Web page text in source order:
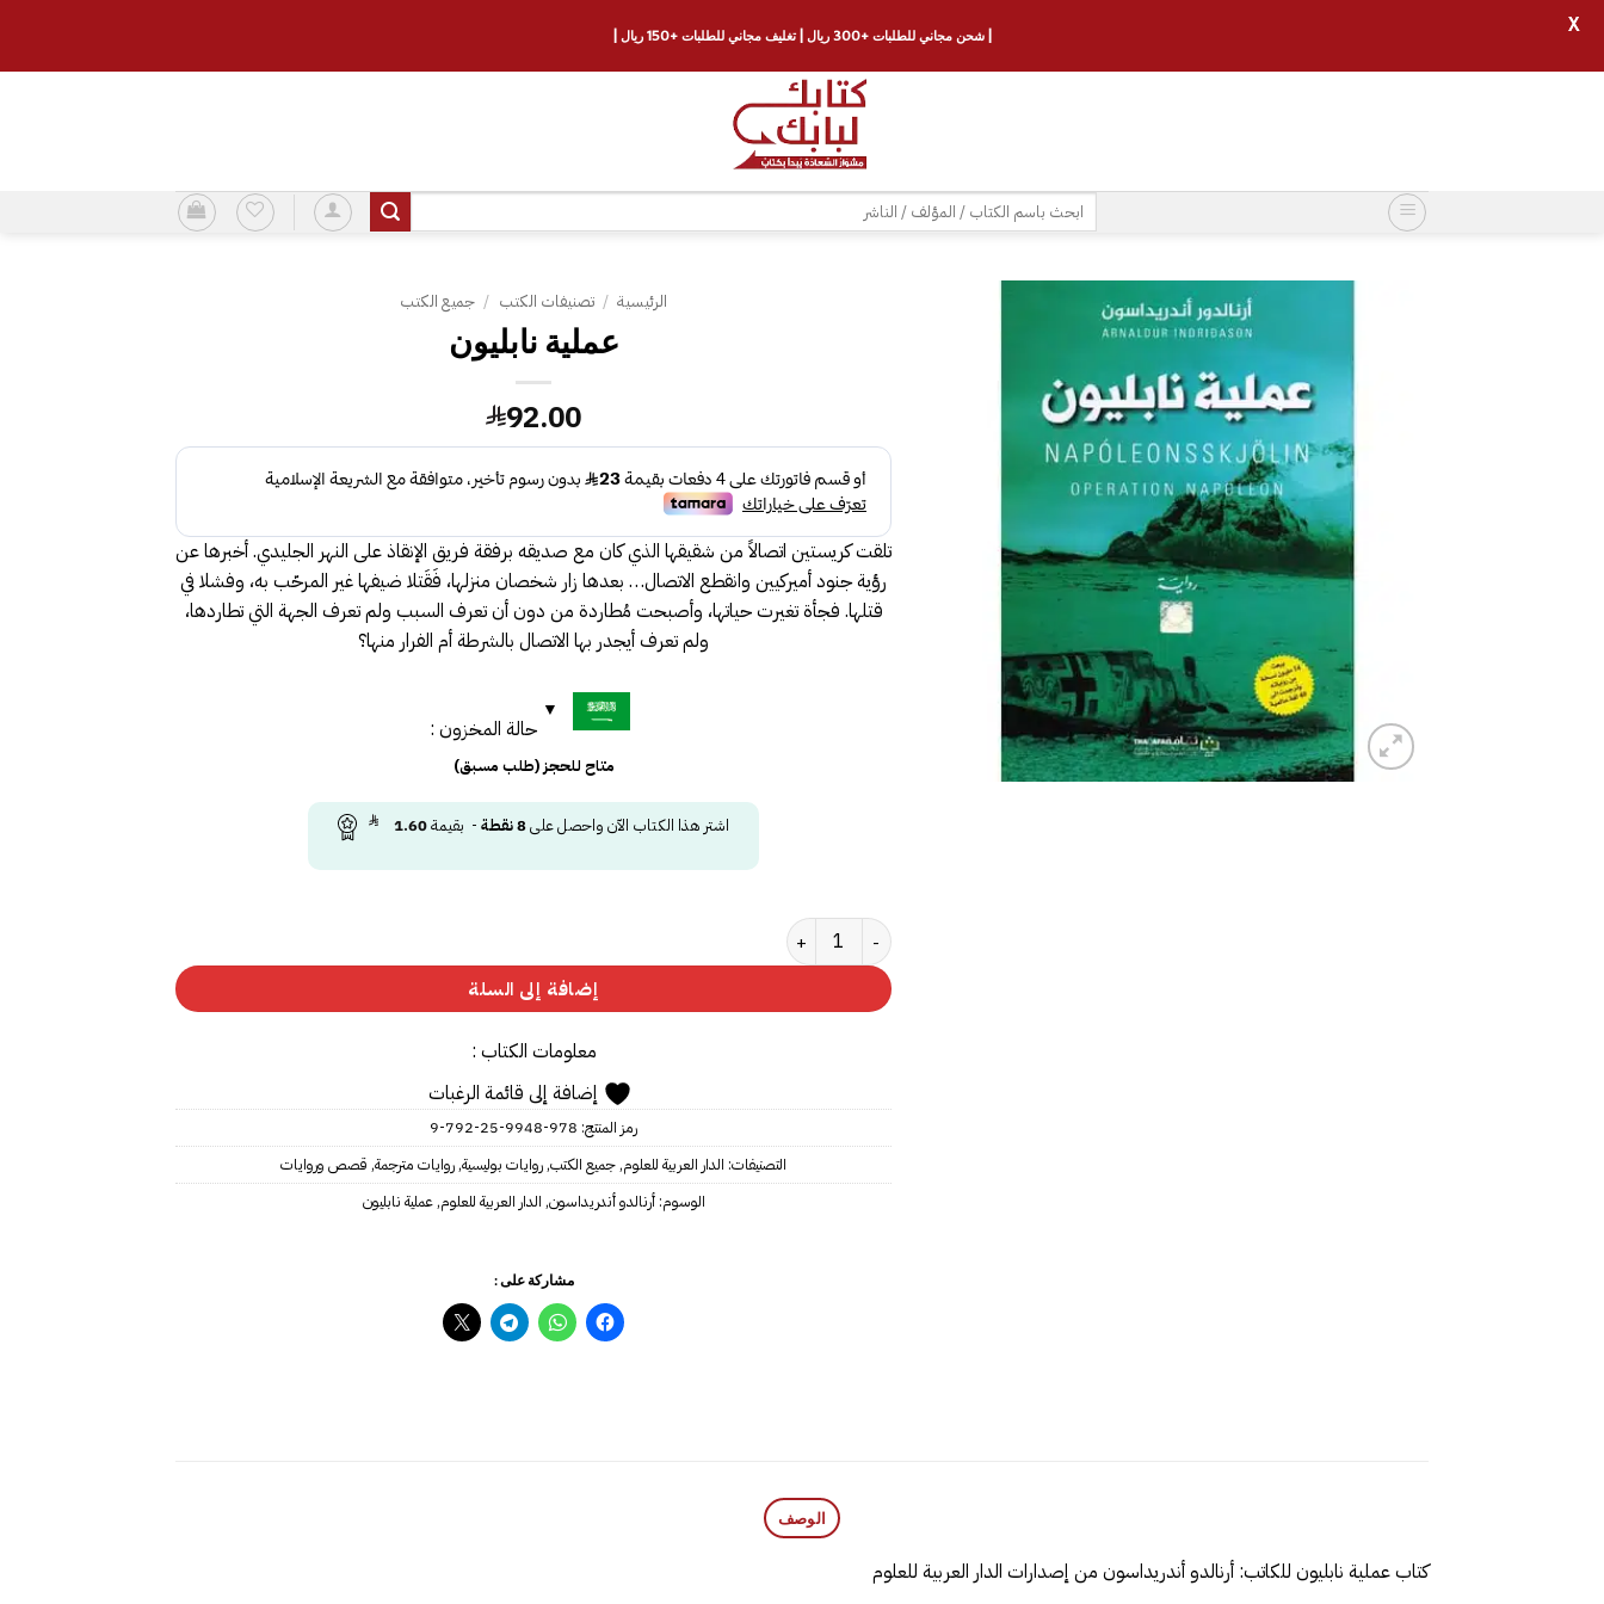
البحث
عن:
الرئيسية / تصنيفات الكتب / جميع الكتب
92.00
تلقت كريستين اتصالاً من شقيقها الذي كان مع صديقه برفقة فريق الإنقاذ على النهر الجليدي. أخبرها عن
رؤية جنود أميركيين وانقطع الاتصال… بعدها زار شخصان منزلها، فَقَتلا ضيفها غير المرحّب به، وفشلا في
قتلها. فجأة تغيرت حياتها، وأصبحت مُطاردة من دون أن تعرف السبب ولم تعرف الجهة التي تطاردها،
ولم تعرف أيجدر بها الاتصال بالشرطة أم الفرار منها؟
حالة المخزون :
متاح للحجز (طلب مسبق)
اشتر هذا الكتاب الآن واحصل على8نقطة- بقيمة1.60
كمية ‎عملية نابليون‎
إضافة إلى السلة
معلومات الكتاب :
إضافة إلى قائمة الرغبات
رمز المنتج: 978-9948-25-792-9
التصنيفات: الدار العربية للعلوم,جميع الكتب,روايات بوليسية,روايات مترجمة, قصص وروايات
الوسوم:أرنالدو أندريداسون, الدار العربية للعلوم,عملية نابليون
مشاركة على :
الوصف
كتاب عملية نابليون‎ للكاتب: أرنالدو أندريداسون من إصدارات الدار العربية للعلوم
| شحن مجاني للطلبات +300 ريال | تغليف مجاني للطلبات +150 ريال | X